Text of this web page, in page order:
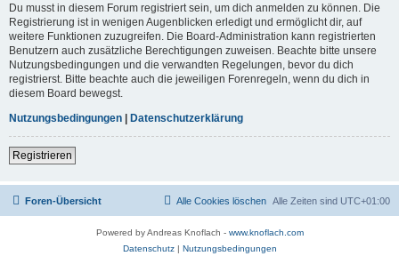
Du musst in diesem Forum registriert sein, um dich anmelden zu können. Die
Registrierung ist in wenigen Augenblicken erledigt und ermöglicht dir, auf
weitere Funktionen zuzugreifen. Die Board-Administration kann registrierten
Benutzern auch zusätzliche Berechtigungen zuweisen. Beachte bitte unsere
Nutzungsbedingungen und die verwandten Regelungen, bevor du dich
registrierst. Bitte beachte auch die jeweiligen Forenregeln, wenn du dich in
diesem Board bewegst.
Nutzungsbedingungen | Datenschutzerklärung
Registrieren
Foren-Übersicht Alle Zeiten sind UTC+01:00
Alle Cookies löschen
Powered by Andreas Knoflach - www.knoflach.com
Datenschutz| Nutzungsbedingungen